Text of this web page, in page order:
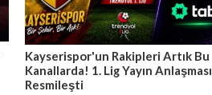
Kayserispor'un Rakipleri Artık Bu
Kanallarda! 1. Lig Yayın Anlaşması
Resmileşti